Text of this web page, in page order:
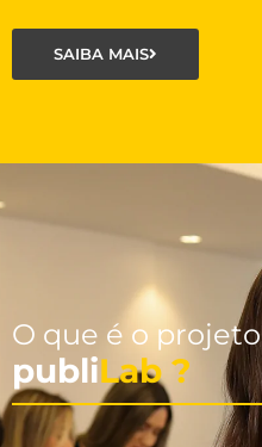
SAIBA MAIS
O que é o projeto
publiLab ?